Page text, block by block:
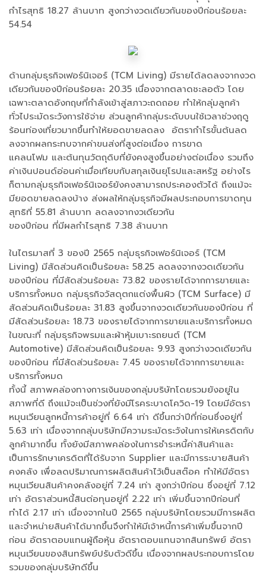
กำไรสุทธิ 18.27 ล้านบาท สูงกว่างวดเดียวกันของปีก่อนร้อยละ
54.54
ด้านกลุ่มธุรกิจเฟอร์นิเจอร์ (TCM Living) มีรายได้ลดลงจากงวด
เดียวกันของปีก่อนร้อยละ 20.35 เนื่องจากตลาดชะลอตัว โดย
เฉพาะตลาดอังกฤษที่กำลังเข้าสู่สภาวะถดถอย ทำให้กลุ่มลูกค้า
ทั่วไประมัดระวังการใช้จ่าย ส่วนลูกค้ากลุ่มระดับบนใช้เวลาช่วงฤดู
ร้อนท่องเที่ยวมากขึ้นทำให้ยอดขายลดลง อัตรากำไรขั้นต้นลด
ลงจากผลกระทบจากค่าขนส่งที่สูงต่อเนื่อง การขาด
แคลนโฟม และต้นทุนวัตถุดิบที่ยังคงสูงขึ้นอย่างต่อเนื่อง รวมถึง
ค่าเงินปอนด์อ่อนค่าเมื่อเทียบกับสกุลเงินยุโรปและสหรัฐ อย่างไร
ก็ตามกลุ่มธุรกิจเฟอร์นิเจอร์ยังคงสามารถประคองตัวได้ ถึงแม้จะ
มียอดขายลดลงบ้าง ส่งผลให้กลุ่มธุรกิจมีผลประกอบการขาดทุน
สุทธิที่ 55.81 ล้านบาท ลดลงจากงวเดียวกัน
ของปีก่อน ที่มีผลกำไรสุทธิ 7.38 ล้านบาท
ในไตรมาสที่ 3 ของปี 2565 กลุ่มธุรกิจเฟอร์นิเจอร์ (TCM
Living) มีสัดส่วนคิดเป็นร้อยละ 58.25 ลดลงจากงวดเดียวกัน
ของปีก่อน ที่มีสัดส่วนร้อยละ 73.82 ของรายได้จากการขายและ
บริการทั้งหมด กลุ่มธุรกิจวัสดุตกแต่งพื้นผิว (TCM Surface) มี
สัดส่วนคิดเป็นร้อยละ 31.83 สูงขึ้นจากงวดเดียวกันของปีก่อน ที่
มีสัดส่วนร้อยละ 18.73 ของรายได้จากการขายและบริการทั้งหมด
ในขณะที่ กลุ่มธุรกิจพรมและผ้าหุ้มเบาะรถยนต์ (TCM
Automotive) มีสัดส่วนคิดเป็นร้อยละ 9.93 สูงกว่างวดเดียวกัน
ของปีก่อน ที่มีสัดส่วนร้อยละ 7.45 ของรายได้จากการขายและ
บริการทั้งหมด
ทั้งนี้ สภาพคล่องทางการเงินของกลุ่มบริษัทโดยรวมยังอยู่ใน
สภาพที่ดี ถึงแม้จะเป็นช่วงที่ยังมีโรคระบาดโควิด-19 โดยมีอัตรา
หมุนเวียนลูกหนี้การค้าอยู่ที่ 6.64 เท่า ดีขึ้นกว่าปีที่ก่อนซึ่งอยู่ที่
5.63 เท่า เนื่องจากกลุ่มบริษัทมีความระมัดระวังในการให้เครดิตกับ
ลูกค้ามากขึ้น ทั้งยังมีสภาพคล่องในการชำระหนี้ค่าสินค้าและ
เป็นการรักษาเครดิตที่ได้รับจาก Supplier และมีการระบายสินค้า
คงคลัง เพื่อลดปริมาณการผลิตสินค้าไว้เป็นสต๊อค ทำให้มีอัตรา
หมุนเวียนสินค้าคงคลังอยู่ที่ 7.24 เท่า สูงกว่าปีก่อน ซึ่งอยู่ที่ 7.12
เท่า อัตราส่วนหนี้สินต่อทุนอยู่ที่ 2.22 เท่า เพิ่มขึ้นจากปีก่อนที่
ทำได้ 2.17 เท่า เนื่องจากในปี 2565 กลุ่มบริษัทโดยรวมมีการผลิต
และจำหน่ายสินค้าได้มากขึ้นจึงทำให้มีเจ้าหนี้การค้าเพิ่มขึ้นจากปี
ก่อน อัตราตอบแทนผู้ถือหุ้น อัตราตอบแทนจากสินทรัพย์ อัตรา
หมุนเวียนของสินทรัพย์ปรับตัวดีขึ้น เนื่องจากผลประกอบการโดย
รวมของกลุ่มบริษัทดีขึ้น